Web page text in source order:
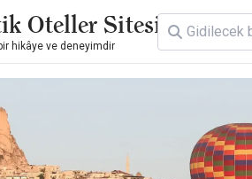
Oteller Sitesi
hikâye ve deneyimdir